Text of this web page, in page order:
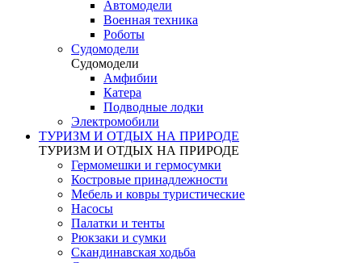
Автомодели
Военная техника
Роботы
Судомодели
Судомодели
Амфибии
Катера
Подводные лодки
Электромобили
ТУРИЗМ И ОТДЫХ НА ПРИРОДЕ
ТУРИЗМ И ОТДЫХ НА ПРИРОДЕ
Гермомешки и гермосумки
Костровые принадлежности
Мебель и ковры туристические
Насосы
Палатки и тенты
Рюкзаки и сумки
Скандинавская ходьба